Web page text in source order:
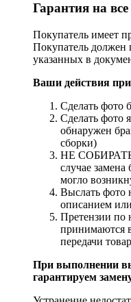
Гарантия на
Покупатель имеет
Покупатель должен
указанных в
Ваши действия
Сделать фото
Сделать фото
обнаружен
сборки)
НЕ СОБИРАТЬ
случае замена
могло
Выслать фото
описанием
Претензии по
принимаются
передачи
При выполнении
гарантируем